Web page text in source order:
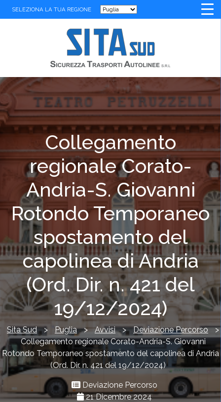
SELEZIONA LA TUA REGIONE
Collegamento
regionale Corato-
Andria-S. Giovanni
Rotondo Temporaneo
spostamento del
capolinea di Andria
(Ord. Dir. n. 421 del
19/12/2024)
Sita Sud > Puglia > Avvisi > Deviazione Percorso >
Collegamento regionale Corato-Andria-S. Giovanni
Rotondo Temporaneo spostamento del capolinea di Andria
(Ord. Dir. n. 421 del 19/12/2024)
Deviazione Percorso
21 Dicembre 2024